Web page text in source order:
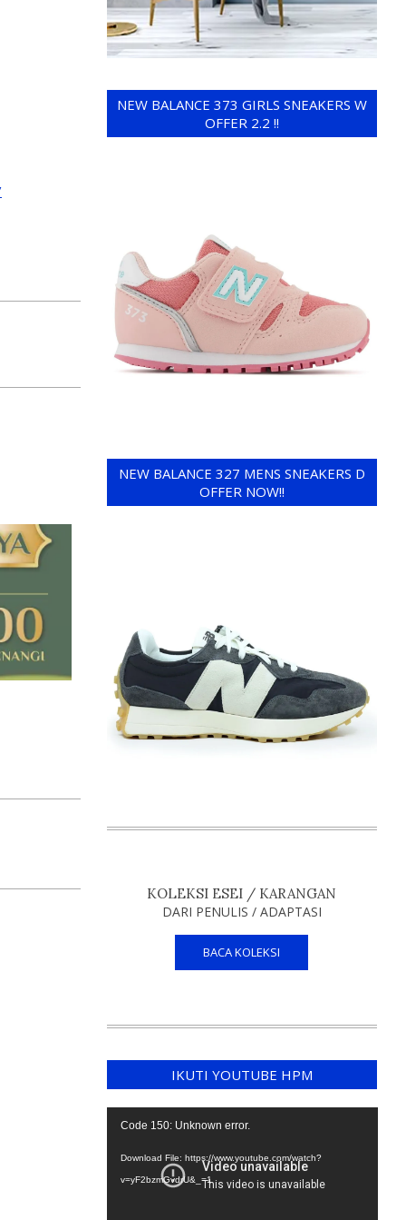
NEW BALANCE 373 GIRLS SNEAKERS W
OFFER 2.2 !!
NEW BALANCE 327 MENS SNEAKERS D
OFFER NOW!!
KOLEKSI ESEI / KARANGAN
DARI PENULIS / ADAPTASI
BACA KOLEKSI
IKUTI YOUTUBE HPM
Video
Code 150: Unknown error.
Download File: https://www.youtube.com/watch?
v=yF2bzmGvdrU&_=1